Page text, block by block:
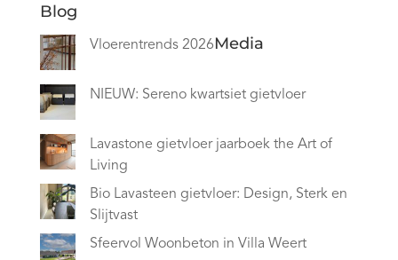
Blog
Vloerentrends 2026
NIEUW: Sereno kwartsiet gietvloer
Lavastone gietvloer jaarboek the Art of
Living
Bio Lavasteen gietvloer: Design, Sterk en
Slijtvast
Sfeervol Woonbeton in Villa Weert
Media